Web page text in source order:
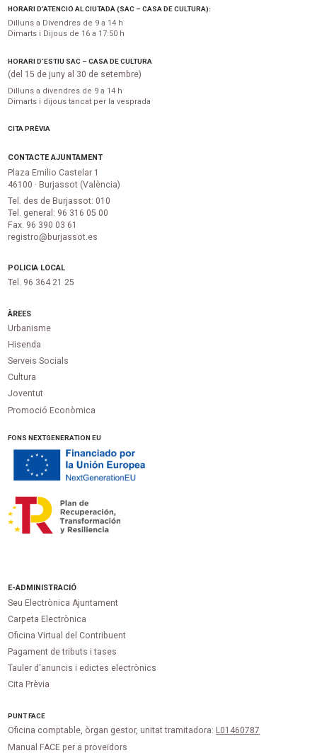
HORARI D’ATENCIÓ AL CIUTADÀ (SAC – CASA DE CULTURA):
Dilluns a Divendres de 9 a 14 h
Dimarts i Dijous de 16 a 17:50 h
HORARI D’ESTIU SAC – CASA DE CULTURA
(del 15 de juny al 30 de setembre)
Dilluns a divendres de 9 a 14 h
Dimarts i dijous tancat per la vesprada
CITA PRÈVIA
CONTACTE AJUNTAMENT
Plaza Emilio Castelar 1
46100 · Burjassot (València)
Tel. des de Burjassot: 010
Tel. general: 96 316 05 00
Fax. 96 390 03 61
registro@burjassot.es
POLICIA LOCAL
Tel. 96 364 21 25
ÀREES
Urbanisme
Hisenda
Serveis Socials
Cultura
Joventut
Promoció Econòmica
FONS NEXTGENERATION EU
E-ADMINISTRACIÓ
Seu Electrònica Ajuntament
Carpeta Electrònica
Oficina Virtual del Contribuent
Pagament de tributs i tases
Tauler d'anuncis i edictes electrònics
Cita Prèvia
PUNTFACE
Oficina comptable, òrgan gestor, unitat tramitadora: L01460787
Manual FACE per a proveïdors